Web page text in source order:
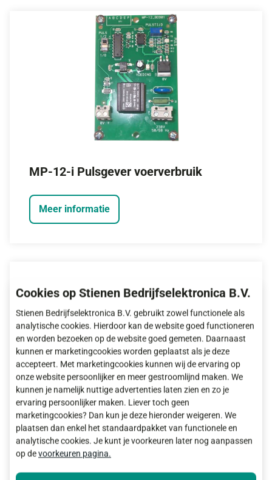
MP-12-i Pulsgever voerverbruik
Meer informatie
Sensor 24 Vdc voor voerweger
Meer informatie
Cookies op Stienen Bedrijfselektronica B.V.
Stienen Bedrijfselektronica B.V. gebruikt zowel functionele als
analytische cookies. Hierdoor kan de website goed functioneren
en worden bezoeken op de website goed gemeten. Daarnaast
kunnen er marketingcookies worden geplaatst als je deze
accepteert. Met marketingcookies kunnen wij de ervaring op
onze website persoonlijker en meer gestroomlijnd maken. We
kunnen je namelijk nuttige advertenties laten zien en zo je
ervaring persoonlijker maken. Liever toch geen
marketingcookies? Dan kun je deze hieronder weigeren. We
plaatsen dan enkel het standaardpakket van functionele en
analytische cookies. Je kunt je voorkeuren later nog aanpassen
op devoorkeuren pagina.